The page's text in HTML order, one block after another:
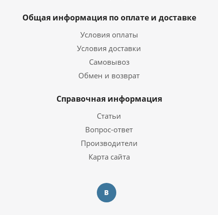
Общая информация по оплате и доставке
Условия оплаты
Условия доставки
Самовывоз
Обмен и возврат
Справочная информация
Статьи
Вопрос-ответ
Производители
Карта сайта